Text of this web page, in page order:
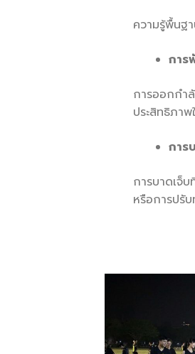
ความรู้พื้นฐ
การ
การออกกำ
ประสิทธิภา
การ
การบาดเจ็
หรือการปรั